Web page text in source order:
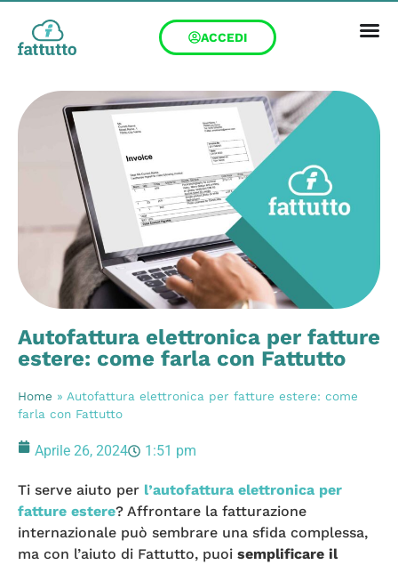
ACCEDI
Autofattura elettronica per fatture
estere: come farla con Fattutto
Home » Autofattura elettronica per fatture estere: come
farla con Fattutto
Aprile 26, 2024 1:51 pm
Ti serve aiuto per l’autofattura elettronica per
fatture estere? Affrontare la fatturazione
internazionale può sembrare una sfida complessa,
ma con l’aiuto di Fattutto, puoi semplificare il